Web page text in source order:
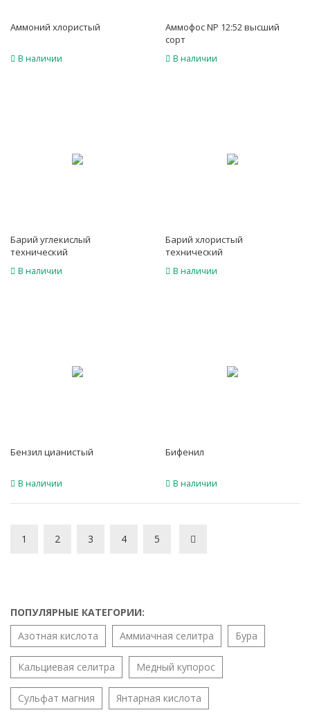
Аммоний хлористый
В наличии
Аммофос NP 12:52 высший
сорт
В наличии
Барий углекислый
технический
В наличии
Барий хлористый
технический
В наличии
Бензил цианистый
В наличии
Бифенил
В наличии
1 2 3 4 5
ПОПУЛЯРНЫЕ КАТЕГОРИИ:
Азотная кислота
Аммиачная селитра Бура
Кальциевая селитра Медный купорос
Сульфат магния Янтарная кислота